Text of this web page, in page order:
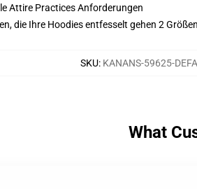
Attire Practices Anforderungen
die Ihre Hoodies entfesselt gehen 2
SKU: KANANS-59625-
What